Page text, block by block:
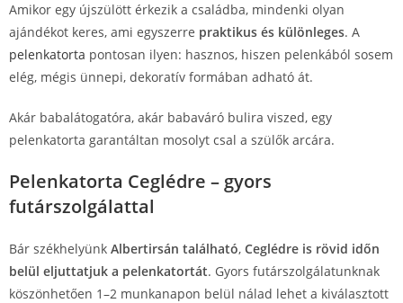
Amikor egy újszülött érkezik a családba, mindenki olyan
ajándékot keres, ami egyszerre praktikus és különleges. A
pelenkatorta pontosan ilyen: hasznos, hiszen pelenkából sosem
elég, mégis ünnepi, dekoratív formában adható át.
Akár babalátogatóra, akár babaváró bulira viszed, egy
pelenkatorta garantáltan mosolyt csal a szülők arcára.
Pelenkatorta Ceglédre – gyors
futárszolgálattal
Bár székhelyünk Albertirsán található, Ceglédre is rövid időn
belül eljuttatjuk a pelenkatortát. Gyors futárszolgálatunknak
köszönhetően 1–2 munkanapon belül nálad lehet a kiválasztott